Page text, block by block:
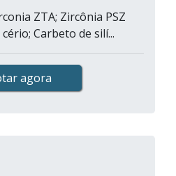
ZTA; Zircônia PSZ
Carbeto de silí...
agora